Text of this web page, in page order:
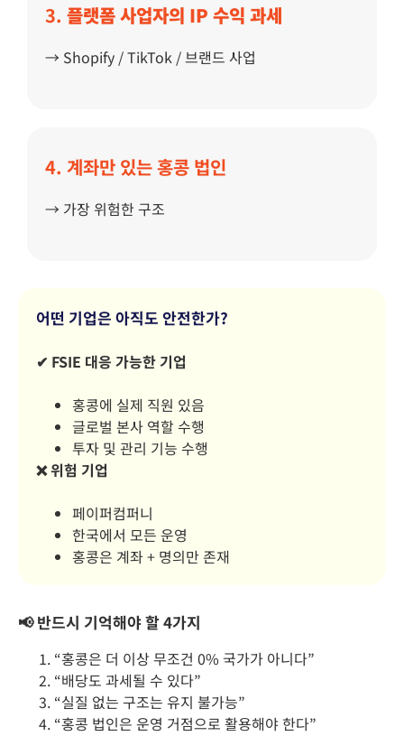
3. 플랫폼사업자의 IP 수익 과세
→ Shopify / TikTok / 브랜드 사업
4. 계좌만 있는 홍콩 법인
→ 가장 위험한 구조
어떤 기업은 아직도 안전한가?
✔ FSIE 대응 가능한 기업
홍콩에 실제 직원 있음
글로벌 본사 역할 수행
투자 및 관리 기능 수행
❌위험 기업
페이퍼컴퍼니
한국에서 모든 운영
홍콩은 계좌 + 명의만 존재
📢 반드시 기억해야할4가지
“홍콩은 더 이상 무조건 0% 국가가 아니다”
“배당도 과세될 수 있다”
“실질 없는 구조는 유지 불가능”
“홍콩 법인은 운영 거점으로 활용해야 한다”